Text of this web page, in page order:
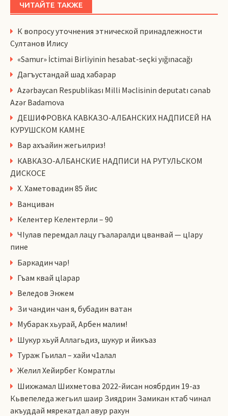
ЧИТАЙТЕ ТАКЖЕ
К вопросу уточнения этнической принадлежности
Султанов Илису
«Samur» İctimai Birliyinin hesabat-seçki yığınacağı
Дагъустандай шад хабарар
Azərbaycan Respublikası Milli Məclisinin deputatı cənab
Azər Badamova
ДЕШИФРОВКА КАВКАЗО-АЛБАНСКИХ НАДПИСЕЙ НА
КУРУШСКОМ КАМНЕ
Вар ахъайин жегьилриз!
КАВКАЗО-АЛБАНСКИЕ НАДПИСИ НА РУТУЛЬСКОМ
ДИСКОСЕ
Х. Хаметовадин 85 йис
Ванциван
Келентер Келентерли – 90
ЧIулав перемдал лацу гъаларалди цванвай — цIару
пине
Баркадин чар!
Гъам квай цlарар
Веледов Энжем
Зи чандин чан я, бубадин ватан
Мубарак хьурай, Арбен малим!
Шукур хьуй Аллагьдиз, шукур и йикъаз
Тураж Гьилал – хайи ч1алал
Желил Хейирбег Комратлы
Шихжамал Шихметова 2022-йисан ноябрдин 19-аз
Кьвепеледа жегьил шаир Зиядрин Замикан ктаб чинал
акъуддай мярекатдал авур рахун